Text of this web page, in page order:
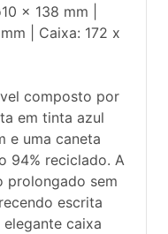
x 138 mm |
| Caixa: 172 x
composto por
em tinta azul
e uma caneta
94% reciclado. A
prolongado sem
escrita
caixa